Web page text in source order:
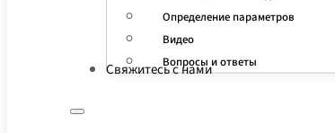
Определение параметров
Видео
Вопросы и ответы
Свяжитесь с нами